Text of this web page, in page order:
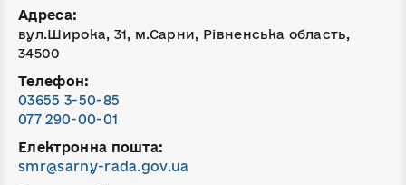
Адреса:
вул.Широка, 31, м.Сарни, Рівненська область,
34500
Телефон:
03655 3-50-85
077 290-00-01
Електронна пошта:
smr@sarny-rada.gov.ua